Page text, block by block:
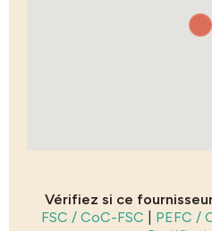
Vérifiez si ce
FSC / CoC-FSC
PEFC /